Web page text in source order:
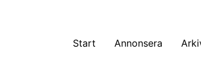
Start Annonsera